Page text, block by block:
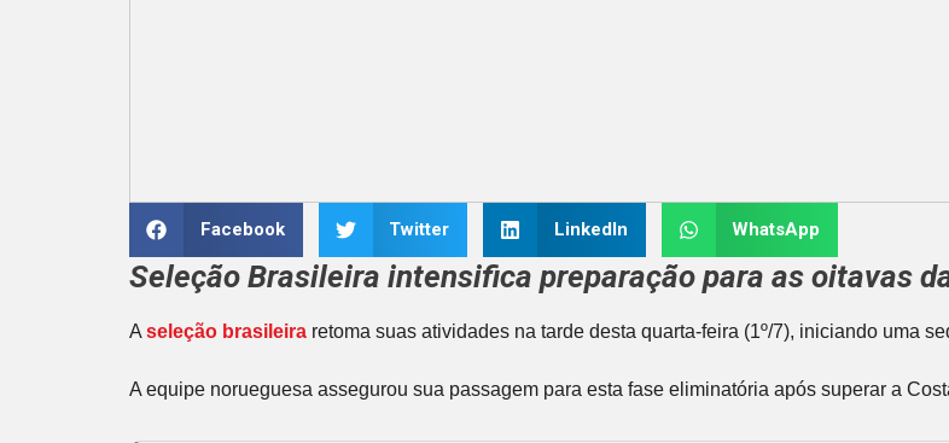
Facebook Twitter LinkedIn WhatsApp
Seleção Brasileira intensifica preparação para as oitavas
A seleção brasileira retoma suas atividades na tarde desta quarta-feira (1º/7), iniciando uma
A equipe norueguesa assegurou sua passagem para esta fase eliminatória após superar a